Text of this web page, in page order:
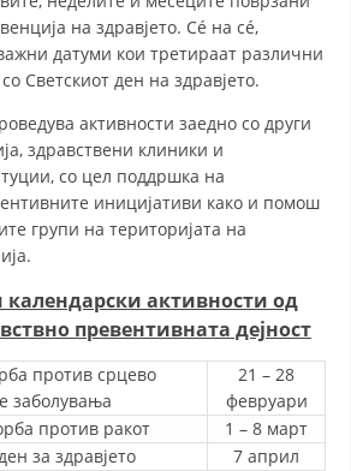
E KRYQIT TË KUQ
НА ДВИЖЕЊЕТО
ИНФОРМАЦИИ
ВО ПРОФЕСИОНАЛНИ ТЕЛА
ЗАКОН ЗА ЦКРМ
СТАТУТ НА ЦКРМ
на здравјето. Сé на сé,
датуми кои третираат различни
Светскиот ден на здравјето.
активности заедно со други
здравствени клиники и
со цел поддршка на
иницијативи како и помош
групи на територијата на
активности од
превентивната дејност
против срцево
заболувања
21 – 28
февруари
против ракот
1 – 8 март
за здравјето
7 април